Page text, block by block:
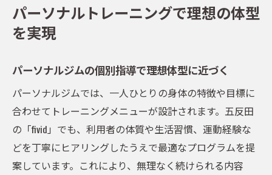
パーソナルトレーニングで理想の体型
を実現
パーソナルジムの個別指導で理想体型に近づく
パーソナルジムでは、一人ひとりの身体の特徴や目標に
合わせてトレーニングメニューが設計されます。五反田
の「fivid」でも、利用者の体質や生活習慣、運動経験な
どを丁寧にヒアリングしたうえで最適なプログラムを提
案しています。これにより、無理なく続けられる内容